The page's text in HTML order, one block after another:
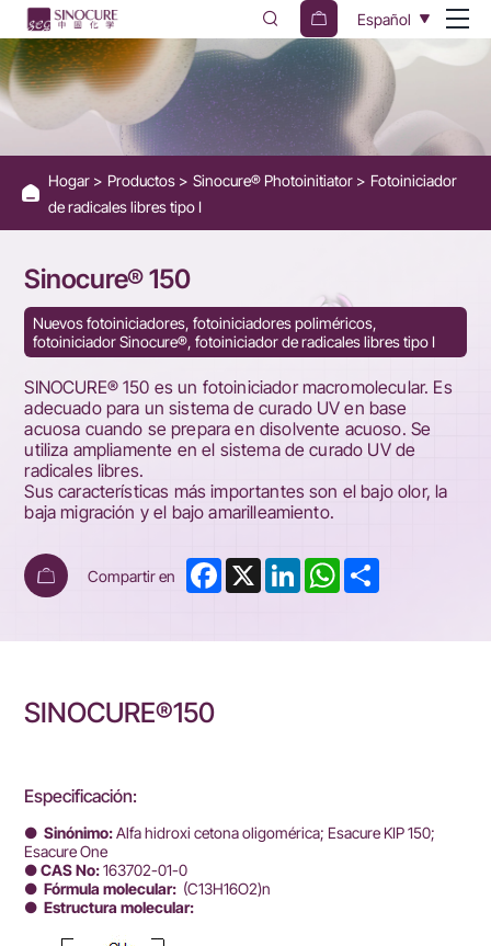
Sinocure®
150
Español
Hogar Productos Sinocure® Photoinitiator
Fotoiniciador
de radicales libres tipo I
Sinocure® 150
Nuevos fotoiniciadores, fotoiniciadores poliméricos,
fotoiniciador Sinocure®, fotoiniciador de radicales libres tipo I
SINOCURE® 150 es un fotoiniciador macromolecular. Es
adecuado para un sistema de curado UV en base
acuosa cuando se prepara en disolvente acuoso. Se
utiliza ampliamente en el sistema de curado UV de
radicales libres.
Sus características más importantes son el bajo olor, la
baja migración y el bajo amarilleamiento.
Compartir en Facebook
X LinkedInWhatsApp
SINOCURE®150
Especificación:
● Sinónimo:Alfa hidroxi cetona oligomérica; Esacure KIP 150;
Esacure One
● CAS No:163702-01-0
● Fórmula molecular: (C13H16O2)n
● Estructura molecular: